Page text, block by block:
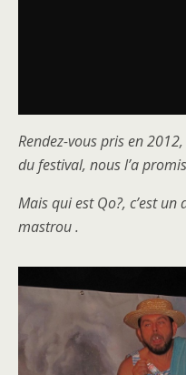
Rendez-vous pris en
du festival, nous l’a promis
Mais qui est Qo?, c’est
mastrou .